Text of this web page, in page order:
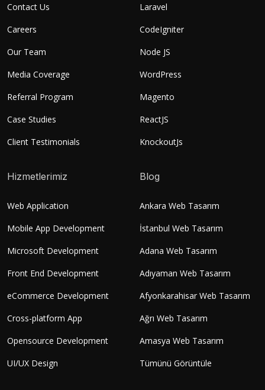
Contact Us
Careers
Our Team
Media Coverage
Referral Program
Case Studies
Client Testimonials
Laravel
CodeIgniter
Node JS
WordPress
Magento
ReactJS
KnockoutJs
Hizmetlerimiz
Web Application
Mobile App Development
Microsoft Development
Front End Development
eCommerce Development
Cross-platform App
Opensource Development
UI/UX Design
Blog
Ankara Web Tasarım
İstanbul Web Tasarım
Adana Web Tasarım
Adıyaman Web Tasarım
Afyonkarahisar Web Tasarım
Ağrı Web Tasarım
Amasya Web Tasarım
Tümünü Görüntüle